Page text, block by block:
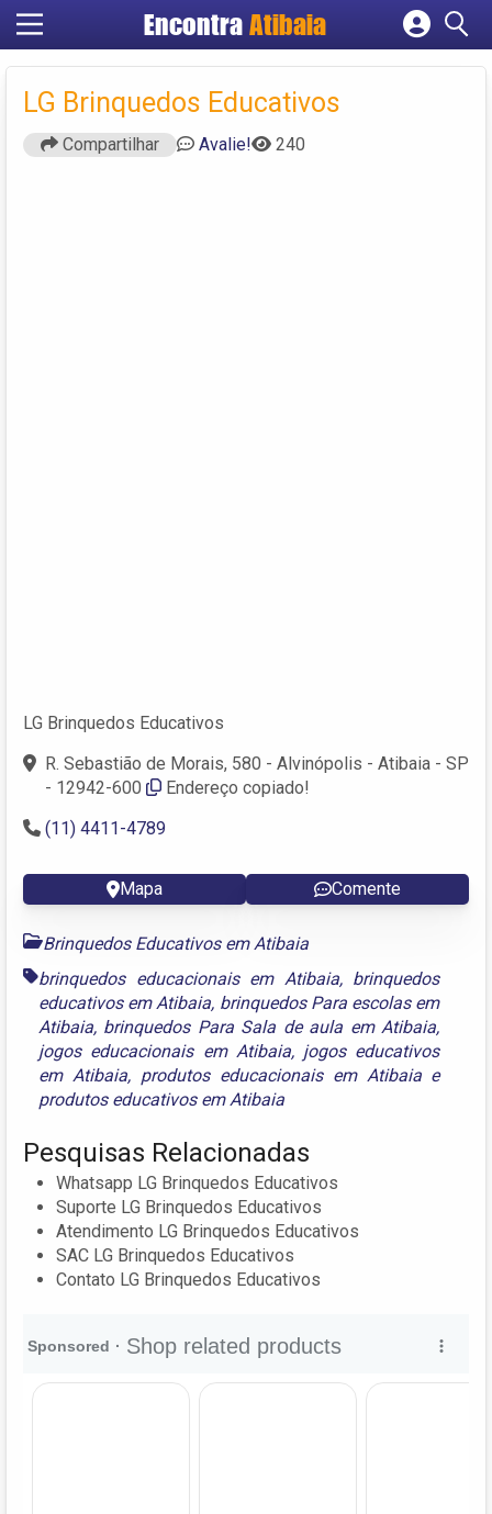
Encontra Atibaia
Cadastrar empresa
Criar conta
LG Brinquedos Educativos
Compartilhar Avalie! 240
LG Brinquedos Educativos
R. Sebastião de Morais, 580 - Alvinópolis - Atibaia - SP
- 12942-600
Endereço copiado!
(11) 4411-4789
Mapa Comente
Brinquedos Educativos em Atibaia
brinquedos educacionais em Atibaia, brinquedos
educativos em Atibaia, brinquedos Para escolas em
Atibaia, brinquedos Para Sala de aula em Atibaia,
jogos educacionais em Atibaia, jogos educativos
em Atibaia, produtos educacionais em Atibaiae
produtos educativos em Atibaia
Pesquisas Relacionadas
Whatsapp LG Brinquedos Educativos
Suporte LG Brinquedos Educativos
Atendimento LG Brinquedos Educativos
SAC LG Brinquedos Educativos
Contato LG Brinquedos Educativos